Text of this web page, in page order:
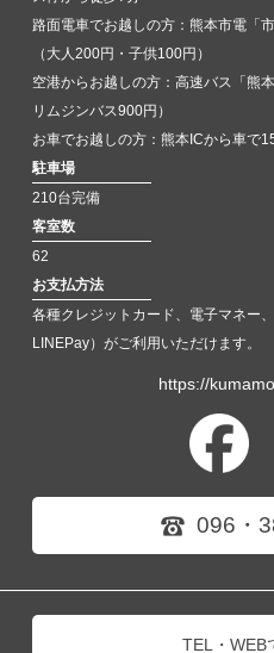
路面電車でお越しの方：熊本市電「
（大人200円・子供100円）
空港からお越しの方：高速バス「熊
リムジンバス900円）
お車でお越しの方：熊本ICから車で
駐車場
210台完備
客室数
62
お支払方法
各種クレジットカード、電子マネー
LINEPay）がご利用いただけます。
https://
096・
TEL・WEB